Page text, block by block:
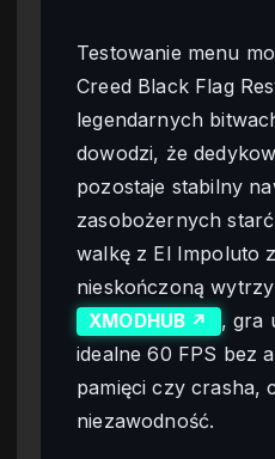
Testowanie menu
Creed Black Flag
legendarnych
dowodzi, że
pozostaje stabilny
zasobożernych
walkę z El Impoluto
nieskończoną
XMODHUB ↗
, gra
idealne 60 FPS bez
pamięci czy crasha,
niezawodność.